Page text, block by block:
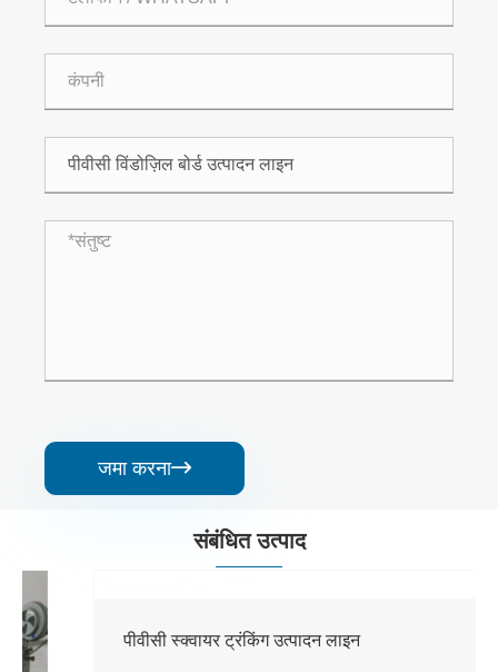
जमा करना
संबंधित उत्पाद
पीवीसी स्क्वायर ट्रंकिंग उत्पादन लाइन